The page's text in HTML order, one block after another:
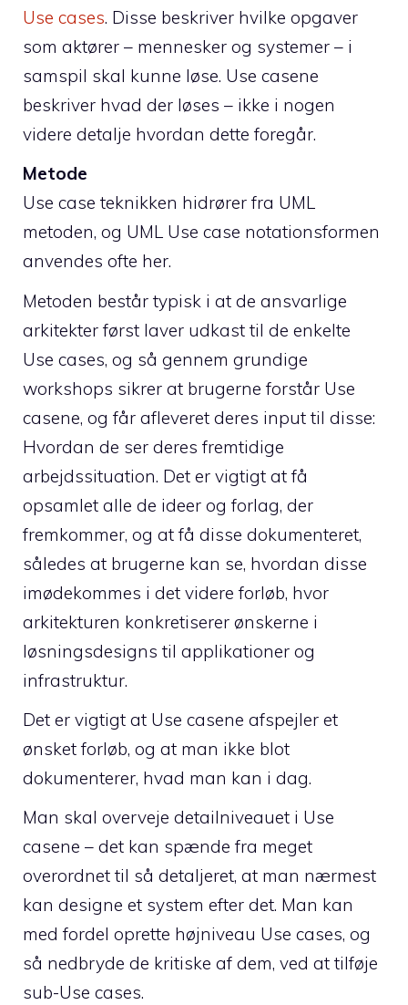
Use cases. Disse beskriver hvilke opgaver
som aktører – mennesker og systemer – i
samspil skal kunne løse. Use casene
beskriver hvad der løses – ikke i nogen
videre detalje hvordan dette foregår.
Metode
Use case teknikken hidrører fra UML
metoden, og UML Use case notationsformen
anvendes ofte her.
Metoden består typisk i at de ansvarlige
arkitekter først laver udkast til de enkelte
Use cases, og så gennem grundige
workshops sikrer at brugerne forstår Use
casene, og får afleveret deres input til disse:
Hvordan de ser deres fremtidige
arbejdssituation. Det er vigtigt at få
opsamlet alle de ideer og forlag, der
fremkommer, og at få disse dokumenteret,
således at brugerne kan se, hvordan disse
imødekommes i det videre forløb, hvor
arkitekturen konkretiserer ønskerne i
løsningsdesigns til applikationer og
infrastruktur.
Det er vigtigt at Use casene afspejler et
ønsket forløb, og at man ikke blot
dokumenterer, hvad man kan i dag.
Man skal overveje detailniveauet i Use
casene – det kan spænde fra meget
overordnet til så detaljeret, at man nærmest
kan designe et system efter det. Man kan
med fordel oprette højniveau Use cases, og
så nedbryde de kritiske af dem, ved at tilføje
sub-Use cases.